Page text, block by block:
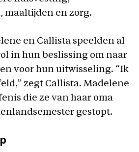
maaltijden en zorg.
en Callista speelden al
in hun beslissing om naar
voor hun uitwisseling. “Ik
zegt Callista. Madelene
die ze van haar oma
gestopt.